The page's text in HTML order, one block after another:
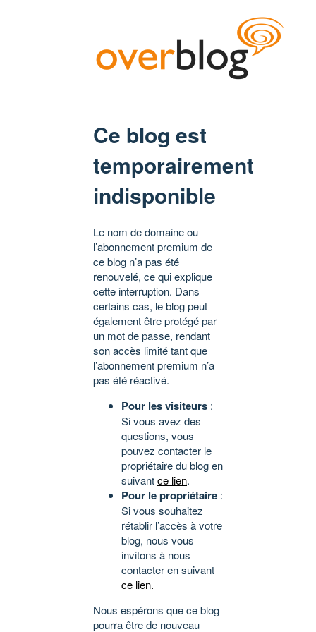
Ce blog est
temporairement
indisponible
Le nom de domaine ou
l’abonnement premium de
ce blog n’a pas été
renouvelé, ce qui explique
cette interruption. Dans
certains cas, le blog peut
également être protégé par
un mot de passe, rendant
son accès limité tant que
l’abonnement premium n’a
pas été réactivé.
Pour les visiteurs :
Si vous avez des
questions, vous
pouvez contacter le
propriétaire du blog en
suivantce lien.
Pour le propriétaire :
Si vous souhaitez
rétablir l’accès à votre
blog, nous vous
invitons à nous
contacter en suivant
ce lien.
Nous espérons que ce blog
pourra être de nouveau